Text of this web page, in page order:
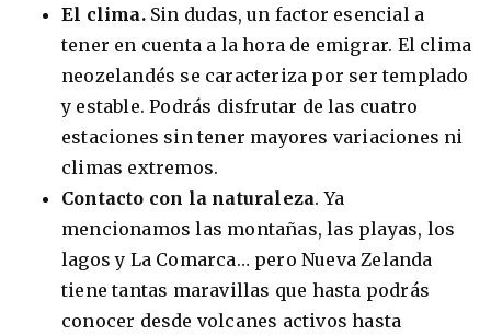
El clima.Sin dudas, un factor esencial a
tener en cuenta a la hora de emigrar. El clima
neozelandés se caracteriza por ser templado
y estable. Podrás disfrutar de las cuatro
estaciones sin tener mayores variaciones ni
climas extremos.
Contacto con la naturaleza. Ya
mencionamos las montañas, las playas, los
lagos y La Comarca… pero Nueva Zelanda
tiene tantas maravillas que hasta podrás
conocer desde volcanes activos hasta